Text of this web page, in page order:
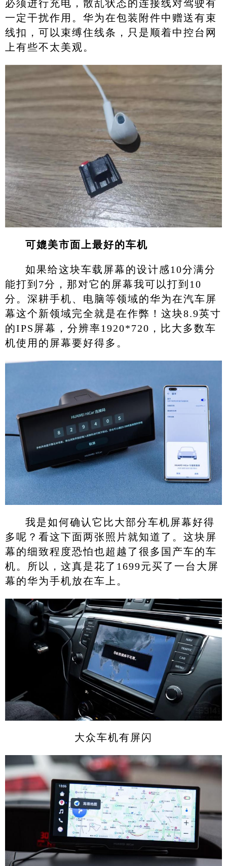
必须进行充电，散乱状态的连接线对驾驶有
一定干扰作用。华为在包装附件中赠送有束
线扣，可以束缚住线条，只是顺着中控台网
上有些不太美观。
可媲美市面上最好的车机
如果给这块车载屏幕的设计感10分满分
能打到7分，那对它的屏幕我可以打到10
分。深耕手机、电脑等领域的华为在汽车屏
幕这个新领域完全就是在作弊！这块8.9英寸
的IPS屏幕，分辨率1920*720，比大多数车
机使用的屏幕要好得多。
我是如何确认它比大部分车机屏幕好得
多呢？看这下面两张照片就知道了。这块屏
幕的细致程度恐怕也超越了很多国产车的车
机。所以，这真是花了1699元买了一台大屏
幕的华为手机放在车上。
大众车机有屏闪